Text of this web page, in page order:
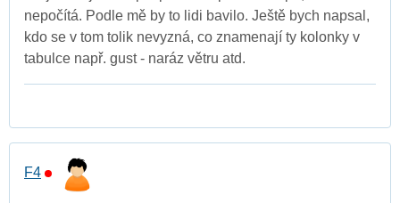
nepočítá. Podle mě by to lidi bavilo. Ještě bych napsal,
kdo se v tom tolik nevyzná, co znamenají ty kolonky v
tabulce např. gust - naráz větru atd.
F4